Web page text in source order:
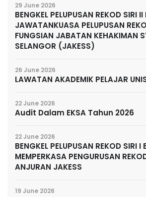
29 June 2026
BENGKEL PELUPUSAN REKOD SIRI
JAWATANKUASA PELUPUSAN
FUNGSIAN JABATAN KEHAKIMAN
SELANGOR (JAKESS)
26 June 2026
LAWATAN AKADEMIK PELAJAR
22 June 2026
Audit Dalam EKSA Tahun 2026
22 June 2026
BENGKEL PELUPUSAN REKOD SIRI I
MEMPERKASA PENGURUSAN
ANJURAN JAKESS
19 June 2026